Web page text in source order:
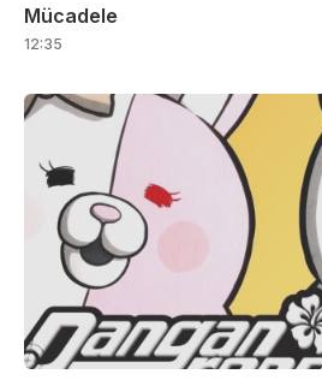
Mücadele
12:35